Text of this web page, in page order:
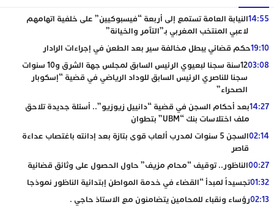
14:55النيابة العامة تستمع إلى أربعة “فيسبوكيين” على خلفية اتهامهم
لاعبي المنتخب المغربي بـ”التآمر والخيانة”
19:10حكم قضائي يبطل مخالفة سير بعد الطعن في إجراءات الرادار
03:08
12سنة سجنا لبعيوي الرئيس السابق لمجلس جهة الشرق و10 سنوات
سجنا للناصري الرئيس السابق للوداد الرياضي في قضية “إسكوبار
الصحراء”
14:27بعد أحكام السجن في قضية “دانييل زيوزيو”.. أسئلة جديدة تلاحق
ملف اختلاسات بنك “UBM” بتطوان
02:14
السجن 5 سنوات لمدرب ألعاب قوى بتازة بعد إدانته باغتصاب عداءة
قاصر
00:27الناظور.. توقيف “محام مزيف” حاول الحصول على وثائق قضائية
01:32تجسيداً لمبدأ “القضاء في خدمة المواطن إبتدائية الناظور نموذجا
02:13رؤساء ونقباء للمحامين يتضامنون مع الاستاذ حاجي .